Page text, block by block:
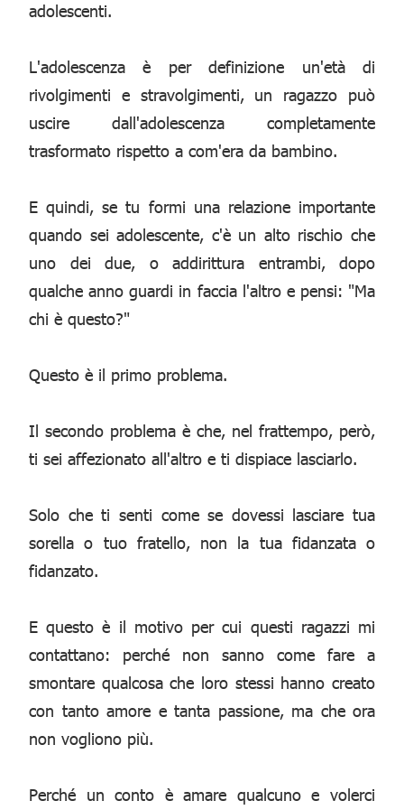
adolescenti.
L'adolescenza è per definizione un'età di
rivolgimenti e stravolgimenti, un ragazzo può
uscire dall'adolescenza completamente
trasformato rispetto a com'era da bambino.
E quindi, se tu formi una relazione importante
quando sei adolescente, c'è un alto rischio che
uno dei due, o addirittura entrambi, dopo
qualche anno guardi in faccia l'altro e pensi: "Ma
chi è questo?"
Questo è il primo problema.
Il secondo problema è che, nel frattempo, però,
ti sei affezionato all'altro e ti dispiace lasciarlo.
Solo che ti senti come se dovessi lasciare tua
sorella o tuo fratello, non la tua fidanzata o
fidanzato.
E questo è il motivo per cui questi ragazzi mi
contattano: perché non sanno come fare a
smontare qualcosa che loro stessi hanno creato
con tanto amore e tanta passione, ma che ora
non vogliono più.
Perché un conto è amare qualcuno e volerci